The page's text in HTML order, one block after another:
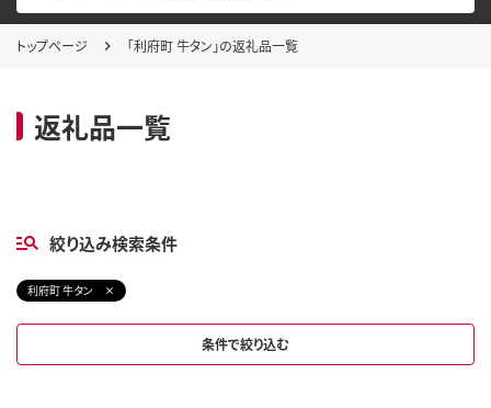
トップページ 「利府町 牛タン」の返礼品一覧
返礼品一覧
絞り込み検索条件
利府町 牛タン
条件で絞り込む